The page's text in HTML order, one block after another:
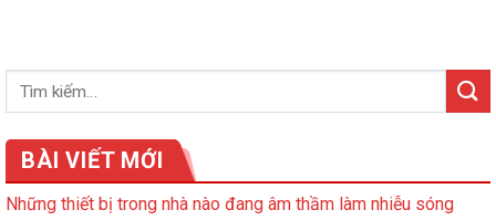
BÀI VIẾT MỚI
Những thiết bị trong nhà nào đang âm thầm làm nhiễu sóng